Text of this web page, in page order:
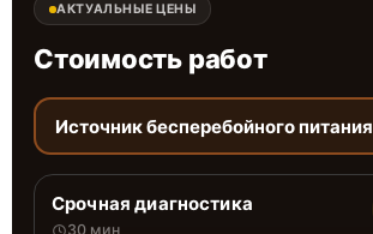
АКТУАЛЬНЫЕ ЦЕНЫ
Стоимость работ
Источник бесперебойного питания
Срочная диагностика
30 мин